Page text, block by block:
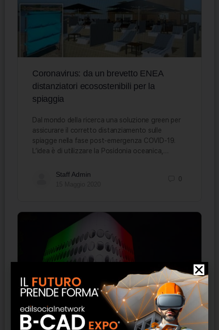
Coronavirus: da un brevetto ENEA
distanziatori ecosostenibili per la
spiaggia
Dal mondo della ricerca una soluzione green per
assicurare il corretto distanziamento sulle
spiagge nella fase post-emergenza COVID-19.
L’idea è di utilizzare la Posidonia oceanica,…
Staff Admin
0
Il tricolore illumina la facciata della sede
Snaidero a Majano per l’avvio della
nuova fase della ripartenza